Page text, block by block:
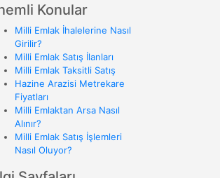
Konular
Milli Emlak İhalelerine Nasıl
Girilir?
Milli Emlak Satış İlanları
Milli Emlak Taksitli Satış
Hazine Arazisi Metrekare
Fiyatları
Milli Emlaktan Arsa Nasıl
Alınır?
Milli Emlak Satış İşlemleri
Nasıl Oluyor?